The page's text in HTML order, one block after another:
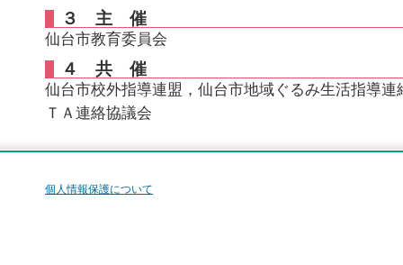
３ 主 催
仙台市教育委員会
４ 共 催
仙台市校外指導連盟，仙台市地域ぐるみ生活指導連
ＴＡ連絡協議会
個人情報保護について